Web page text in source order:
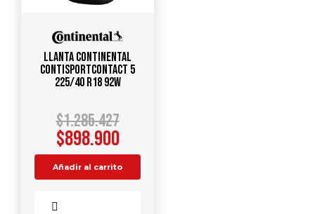
Llanta CONTINENTAL
ContiSportContact 5
225/40 R18 92W
$1.285.427
$898.900
Añadir al carrito